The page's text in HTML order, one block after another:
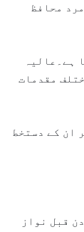
محافظ
ہے۔عالیہ
مقدمات
ان کے دستخط
قبل نواز